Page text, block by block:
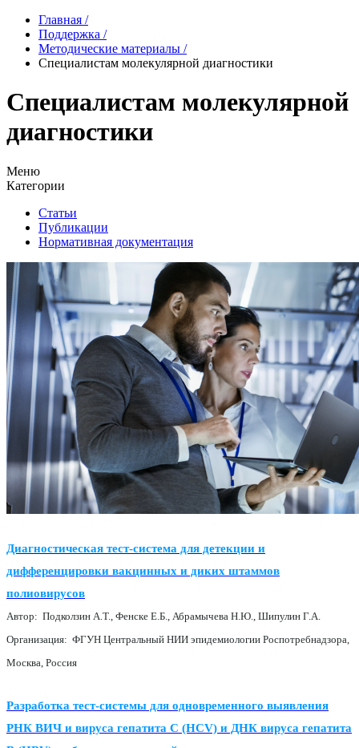
Главная /
Поддержка /
Методические материалы /
Специалистам молекулярной диагностики
Специалистам молекулярной
диагностики
Меню
Категории
Статьи
Публикации
Нормативная документация
Диагностическая тест-система для детекции и
дифференцировки вакцинных и диких штаммов
полиовирусов
Автор: Подколзин А.Т., Фенске Е.Б., Абрамычева Н.Ю., Шипулин Г.А.
Организация: ФГУН Центральный НИИ эпидемиологии Роспотребнадзора,
Москва, Россия
Разработка тест-системы для одновременного выявления
РНК ВИЧ и вируса гепатита С (HCV) и ДНК вируса гепатита